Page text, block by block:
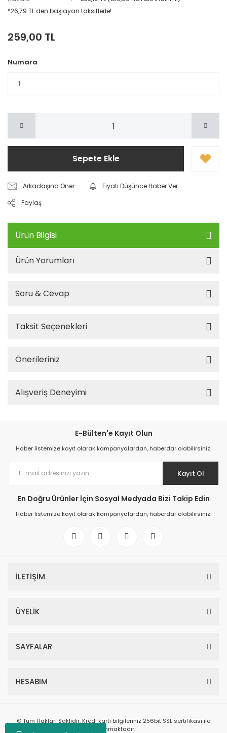
*26,79 TL den başlayan taksitlerle!
259,00 TL
Numara
Sepete Ekle
Arkadaşına Öner
Fiyatı Düşünce Haber Ver
Paylaş
Ürün Bilgisi
Ürün Yorumları
Soru & Cevap
Taksit Seçenekleri
Önerileriniz
Alışveriş Deneyimi
E-Bülten'e Kayıt Olun
Haber listemize kayıt olarak kampanyalardan, haberdar olabilirsiniz.
Kayıt Ol
En Doğru Ürünler İçin Sosyal Medyada Bizi Takip Edin
Haber listemize kayıt olarak kampanyalardan, haberdar olabilirsiniz.
İLETİŞİM
ÜYELİK
SAYFALAR
HESABIM
© Tüm Hakları Saklıdır. Kredi kartı bilgileriniz 256bit SSL sertifikası ile
korunmaktadır.